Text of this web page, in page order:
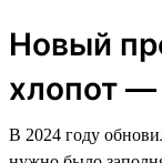
Новый
хлопот
В 2024 году